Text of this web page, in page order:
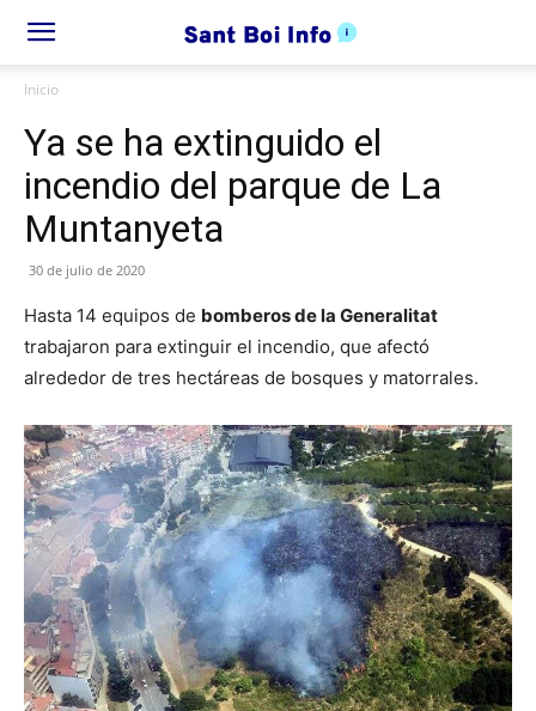
Inicio
Ya se ha extinguido el
incendio del parque de La
Muntanyeta
30 de julio de 2020
Hasta 14 equipos de bomberos de la Generalitat
trabajaron para extinguir el incendio, que afectó
alrededor de tres hectáreas de bosques y matorrales.